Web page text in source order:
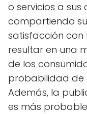
o servicios a
compartiendo
satisfacción con
resultar en una
de los
probabilidad de
Además, la
es más